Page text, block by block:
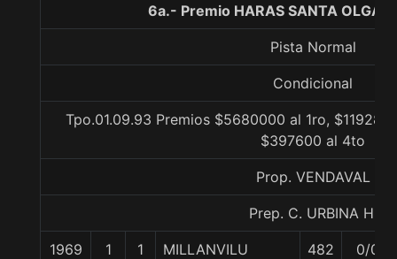
6a.- Premio HARAS SANTA OLGA,
Pista Normal
Condicional
Tpo.01.09.93 Premios $5680000 al 1ro,
$397600 al 4to
Prop. VENDAVAL
Prep. C. URBINA H.
1969 1 1 MILLANVILU 482 0/0